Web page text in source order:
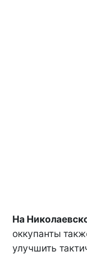
На
оккупанты
улучшить